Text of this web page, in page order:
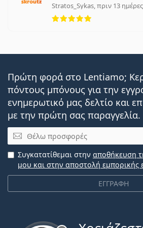
Stratos_Sykas, πριν 13 ημέρες
5
Πρώτη φορά στο Lentiamo;
πόντους μπόνους για την
ενημερωτικό μας δελτίο και
με την πρώτη σας παραγγελία.
Email
ΕΓΓΡΑΦΗ
Συγκατατίθεμαι στην αποθήκευση
μου και στην αποστολή εμπορικής